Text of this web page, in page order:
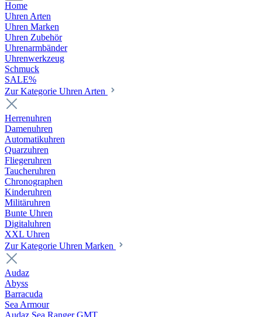
Home
Uhren Arten
Uhren Marken
Uhren Zubehör
Uhrenarmbänder
Uhrenwerkzeug
Schmuck
SALE%
Zur Kategorie Uhren Arten
Herrenuhren
Damenuhren
Automatikuhren
Quarzuhren
Fliegeruhren
Taucheruhren
Chronographen
Kinderuhren
Militäruhren
Bunte Uhren
Digitaluhren
XXL Uhren
Zur Kategorie Uhren Marken
Audaz
Abyss
Barracuda
Sea Armour
Audaz Sea Ranger GMT